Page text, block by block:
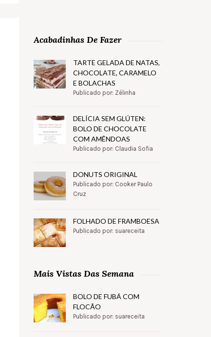
Acabadinhas De Fazer
TARTE GELADA DE NATAS,
CHOCOLATE, CARAMELO
E BOLACHAS
Publicado por: Zélinha
DELÍCIA SEM GLÚTEN:
BOLO DE CHOCOLATE
COM AMÊNDOAS
Publicado por: Claudia Sofia
DONUTS ORIGINAL
Publicado por: Cooker Paulo
Cruz
FOLHADO DE FRAMBOESA
Publicado por: suareceita
Mais Vistas Das Semana
BOLO DE FUBÁ COM
FLOCÃO
Publicado por: suareceita